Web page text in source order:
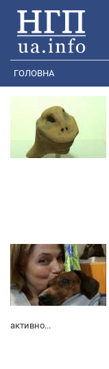
ГОЛОВНА
активно...